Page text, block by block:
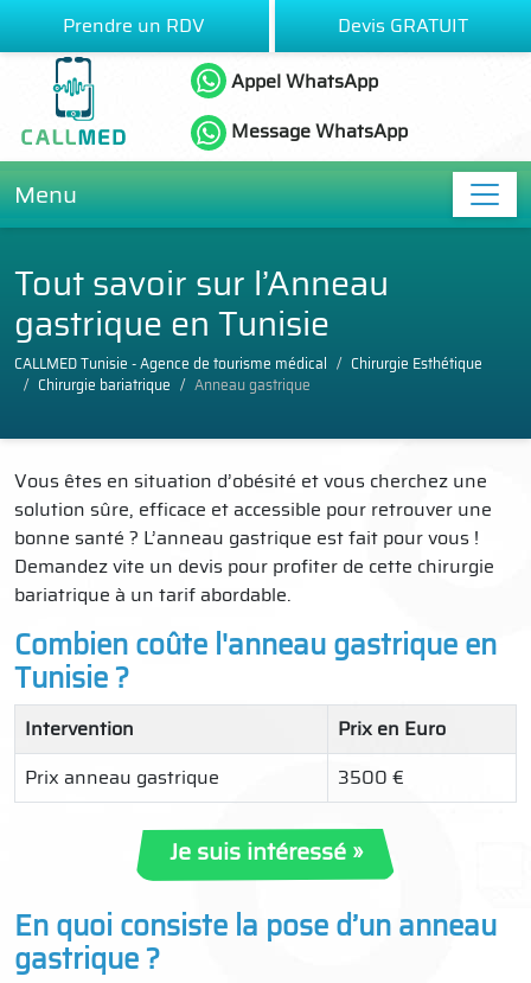
Prendre un RDV
Devis GRATUIT
Appel WhatsApp
Message WhatsApp
Menu
Tout savoir sur l’Anneau
gastrique en Tunisie
CALLMED Tunisie - Agence de tourisme médical
Chirurgie Esthétique
Chirurgie bariatrique
Anneau gastrique
Vous êtes en situation d’obésité et vous cherchez une
solution sûre, efficace et accessible pour retrouver une
bonne santé ? L’anneau gastrique est fait pour vous !
Demandez vite un devis pour profiter de cette chirurgie
bariatrique à un tarif abordable.
Combien coûte l'anneau gastrique en
Tunisie ?
Intervention
Prix en Euro
Prix anneau gastrique
3500 €
Je suis intéressé »
En quoi consiste la pose d’un anneau
gastrique ?